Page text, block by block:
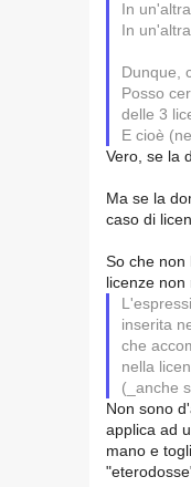
In
In
Dunque,
Posso
delle 3
E cioè
Vero, se la
Ma se la
caso di
So che non
licenze
inserita
che
nella
(_anche
Non sono
applica ad
mano e